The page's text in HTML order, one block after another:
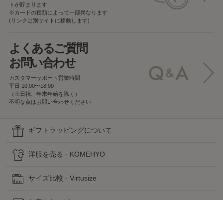
トが貯まります
※カードの種類によって一部異なります
(リンクは別サイトに移動します)
よくあるご質問
お問い合わせ
カスタマーサポート営業時間
平日 10:00〜18:00
（土日祝、年末年始を除く）
不明な点はお問い合わせください
ギフトラッピングについて
洋服を売る - KOMEHYO
サイズ比較 - Virtusize